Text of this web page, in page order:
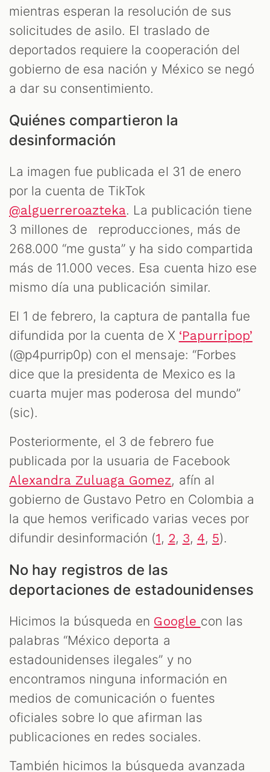
mientras esperan la resolución de sus
solicitudes de asilo. El traslado de
deportados requiere la cooperación del
gobierno de esa nación y México se negó
a dar su consentimiento.
Quiénes compartieron la
desinformación
La imagen fue publicada el 31 de enero
por la cuenta de TikTok
@alguerreroazteka. La publicación tiene
3 millones de reproducciones, más de
268.000 “me gusta” y ha sido compartida
más de 11.000 veces. Esa cuenta hizo ese
mismo día una publicación similar.
El 1 de febrero, la captura de pantalla fue
difundida por la cuenta de X ‘Papurripop’
(@p4purrip0p) con el mensaje: “Forbes
dice que la presidenta de Mexico es la
cuarta mujer mas poderosa del mundo”
(sic).
Posteriormente, el 3 de febrero fue
publicada por la usuaria de Facebook
Alexandra Zuluaga Gomez, afín al
gobierno de Gustavo Petro en Colombia a
la que hemos verificado varias veces por
difundir desinformación (1, 2, 3, 4, 5).
No hay registros de las
deportaciones de estadounidenses
Hicimos la búsqueda en Google con las
palabras “México deporta a
estadounidenses ilegales” y no
encontramos ninguna información en
medios de comunicación o fuentes
oficiales sobre lo que afirman las
publicaciones en redes sociales.
También hicimos la búsqueda avanzada